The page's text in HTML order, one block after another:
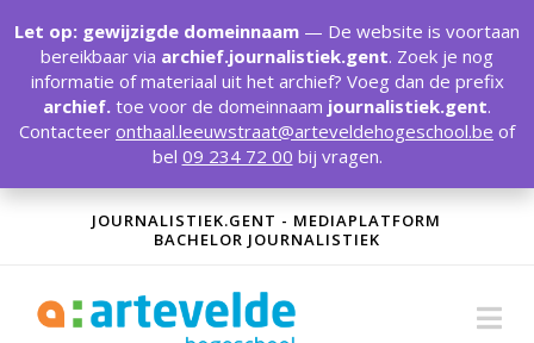
JOURNALISTIEK.GENT - MEDIAPLATFORM
BACHELOR JOURNALISTIEK
Let op: gewijzigde domeinnaam — De website is voortaan
bereikbaar via archief.journalistiek.gent. Zoek je nog
informatie of materiaal uit het archief? Voeg dan de prefix
archief. toe voor de domeinnaam journalistiek.gent.
Contacteer onthaal.leeuwstraat@arteveldehogeschool.be of
bel 09 234 72 00 bij vragen.